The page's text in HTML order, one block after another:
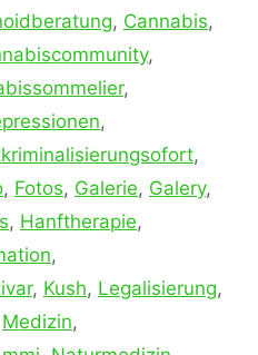
, Cannabis,
,
,
,
,
, Fotos, Galerie, Galery,
, Hanftherapie,
,
, Kush, Legalisierung,
Medizin,